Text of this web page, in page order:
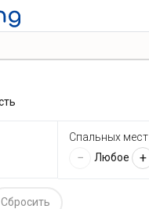
Спальных мест
− Любое +
Сбросить